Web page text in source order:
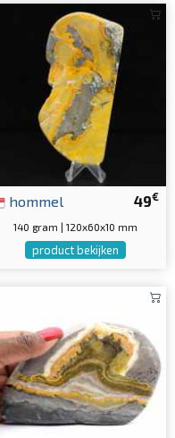
49€
hommel
140 gram | 120x60x10 mm
product bekijken